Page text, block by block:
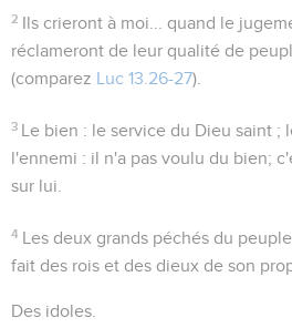
2 Ils crieront à moi...
quand le
réclameront de leur qualité de
(comparez Luc 13.26-27).
3 Le bien : le service du Dieu saint ;
l'ennemi : il n'a pas voulu du bien;
sur lui.
4 Les deux grands péchés du
fait des rois et des dieux de son
Des idoles